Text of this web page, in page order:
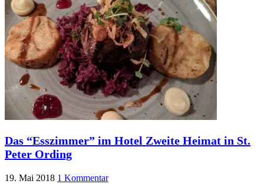
Das “Esszimmer” im Hotel Zweite Heimat in St.
Peter Ording
19. Mai 2018 1 Kommentar